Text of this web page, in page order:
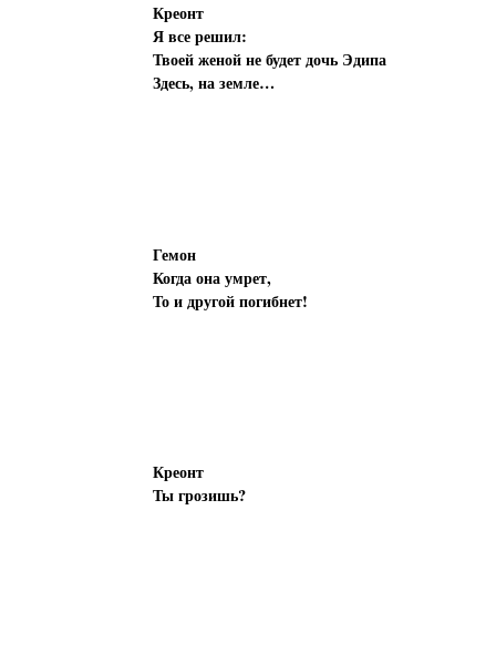
Креонт
Я все решил:
Твоей женой не будет дочь Эдипа
Здесь, на земле…
Гемон
Когда она умрет,
То и другой погибнет!
Креонт
Ты грозишь?